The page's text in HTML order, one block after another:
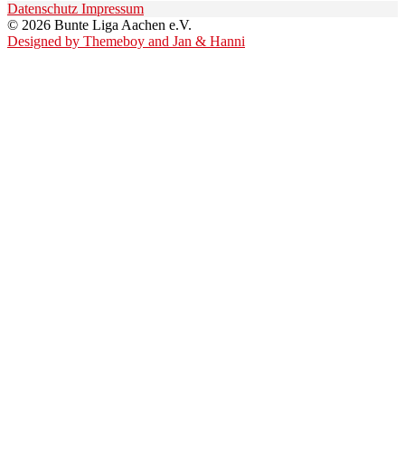
Datenschutz Impressum
© 2026 Bunte Liga Aachen e.V.
Designed by Themeboy and Jan & Hanni